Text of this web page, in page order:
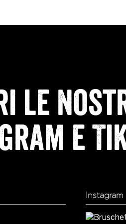
le
e
Instagram